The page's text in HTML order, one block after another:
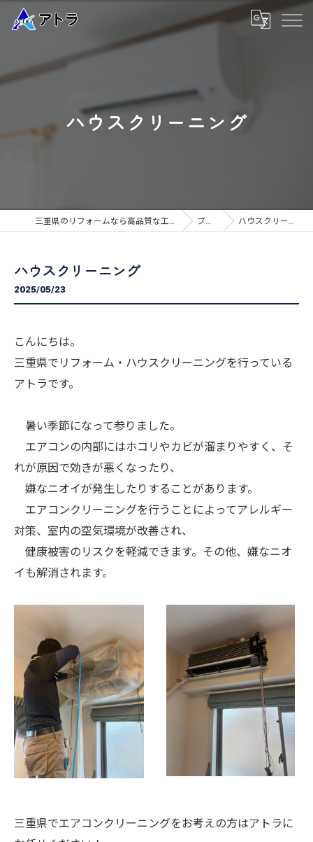
ハウスクリーニング
三重県のリフォームなら高品質な工事のアトラ ブログ ハウスクリーニング
ハウスクリーニング
2025/05/23
こんにちは。
三重県でリフォーム・ハウスクリーニングを行っている
アトラです。
暑い季節になって参りました。
エアコンの内部にはホコリやカビが溜まりやすく、そ
れが原因で効きが悪くなったり、
嫌なニオイが発生したりすることがあります。
エアコンクリーニングを行うことによってアレルギー
対策、室内の空気環境が改善され、
健康被害のリスクを軽減できます。その他、嫌なニオ
イも解消されます。
三重県でエアコンクリーニングをお考えの方はアトラに